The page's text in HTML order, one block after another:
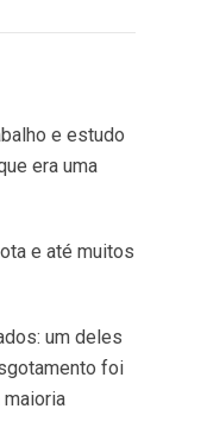
e estudo
era uma
e até muitos
um deles
foi